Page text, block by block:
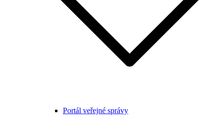
Portál veřejné správy